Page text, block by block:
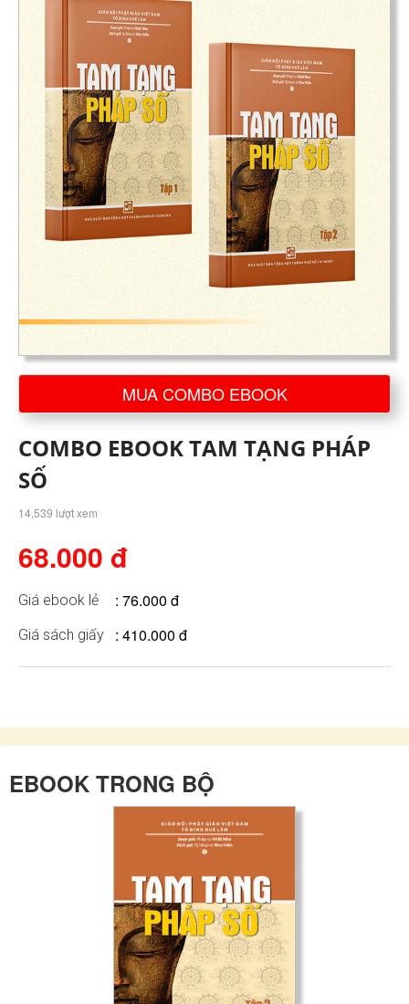
MUA COMBO EBOOK
COMBO EBOOK TAM TẠNG PHÁP
SỐ
14,539 lượt xem
68.000 đ
Giá ebook lẻ : 76.000 đ
Giá sách giấy : 410.000 đ
EBOOK TRONG BỘ